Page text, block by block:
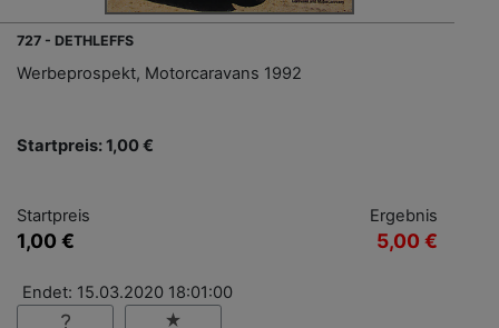
727 - DETHLEFFS
Werbeprospekt, Motorcaravans 1992
Startpreis: 1,00 €
Startpreis
1,00 €
Ergebnis
5,00 €
Endet: 15.03.2020 18:01:00